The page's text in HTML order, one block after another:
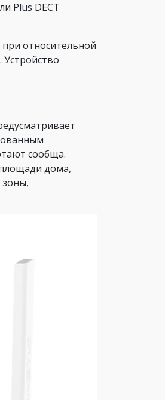
Plus DECT
относительной
Устройство
сообща.
дома,
зоны,